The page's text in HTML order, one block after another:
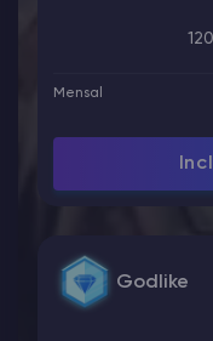
Mensal
Godlike